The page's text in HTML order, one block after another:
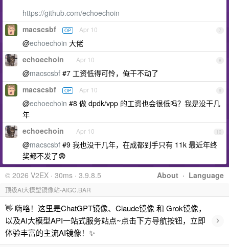
https://github.com/echoechoin
7
macscsbf OP Apr 10
@echoechoin 大佬
8
echoechoin Apr 10
@macscsbf #7 工资低得可怜，俺干不动了
9
macscsbf OP Apr 10
@echoechoin #8 做 dpdk/vpp 的工资也会很低吗？我是没干几
年
10
echoechoin Apr 10
@macscsbf #9 我也没干几年，在成都到手只有 11k 最近年终
奖都不发了😨
About · Language
© 2026 V2EX · 30ms · 3.9.8.5
顶级AI大模型镜像站-AIGC.BAR
👋 嗨咯！这里是ChatGPT镜像、Claude镜像 和 Grok镜像，
以及AI大模型API一站式服务站点~点击下方导航按钮，立即
体验丰富的主流AI镜像！✨
›